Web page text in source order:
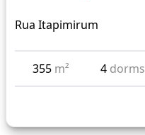
Rua Itapimirum
355 m² 4 dorms